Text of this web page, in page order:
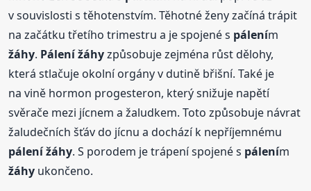
v souvislosti s těhotenstvím. Těhotné ženy začíná trápit
na začátku třetího trimestru a je spojené s pálením
žáhy. Pálenížáhyzpůsobuje zejména růst dělohy,
která stlačuje okolní orgány v dutině břišní. Také je
na vině hormon progesteron, který snižuje napětí
svěrače mezi jícnem a žaludkem. Toto způsobuje návrat
žaludečních šťáv do jícnu a dochází k nepříjemnému
pálenížáhy. S porodem je trápení spojené s pálením
žáhy ukončeno.